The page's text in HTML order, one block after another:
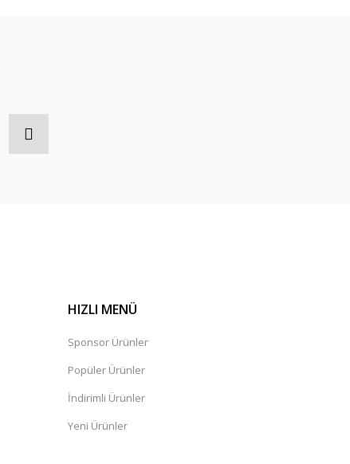
HIZLI MENÜ
Sponsor Ürünler
Popüler Ürünler
İndirimli Ürünler
Yeni Ürünler